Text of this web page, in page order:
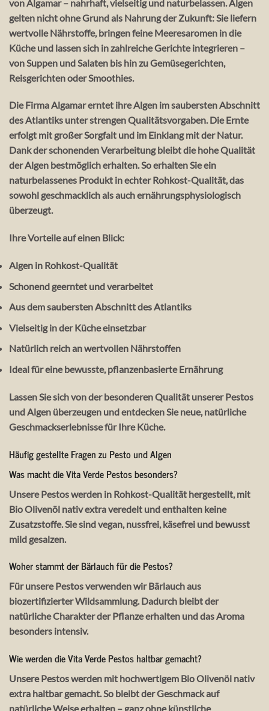
von Algamar – nahrhaft, vielseitig und naturbelassen. Algen
gelten nicht ohne Grund als Nahrung der Zukunft: Sie liefern
wertvolle Nährstoffe, bringen feine Meeresaromen in die
Küche und lassen sich in zahlreiche Gerichte integrieren –
von Suppen und Salaten bis hin zu Gemüsegerichten,
Reisgerichten oder Smoothies.
Die Firma Algamar erntet ihre Algen im saubersten Abschnitt
des Atlantiks unter strengen Qualitätsvorgaben. Die Ernte
erfolgt mit großer Sorgfalt und im Einklang mit der Natur.
Dank der schonenden Verarbeitung bleibt die hohe Qualität
der Algen bestmöglich erhalten. So erhalten Sie ein
naturbelassenes Produkt in echter Rohkost-Qualität, das
sowohl geschmacklich als auch ernährungsphysiologisch
überzeugt.
Ihre Vorteile auf einen Blick:
Algen in Rohkost-Qualität
Schonend geerntet und verarbeitet
Aus dem saubersten Abschnitt des Atlantiks
Vielseitig in der Küche einsetzbar
Natürlich reich an wertvollen Nährstoffen
Ideal für eine bewusste, pflanzenbasierte Ernährung
Lassen Sie sich von der besonderen Qualität unserer Pestos
und Algen überzeugen und entdecken Sie neue, natürliche
Geschmackserlebnisse für Ihre Küche.
Häufig gestellte Fragen zu Pesto und Algen
Was macht die Vita Verde Pestos besonders?
Unsere Pestos werden in Rohkost-Qualität hergestellt, mit
Bio Olivenöl nativ extra veredelt und enthalten keine
Zusatzstoffe. Sie sind vegan, nussfrei, käsefrei und bewusst
mild gesalzen.
Woher stammt der Bärlauch für die Pestos?
Für unsere Pestos verwenden wir Bärlauch aus
biozertifizierter Wildsammlung. Dadurch bleibt der
natürliche Charakter der Pflanze erhalten und das Aroma
besonders intensiv.
Wie werden die Vita Verde Pestos haltbar gemacht?
Unsere Pestos werden mit hochwertigem Bio Olivenöl nativ
extra haltbar gemacht. So bleibt der Geschmack auf
natürliche Weise erhalten – ganz ohne künstliche